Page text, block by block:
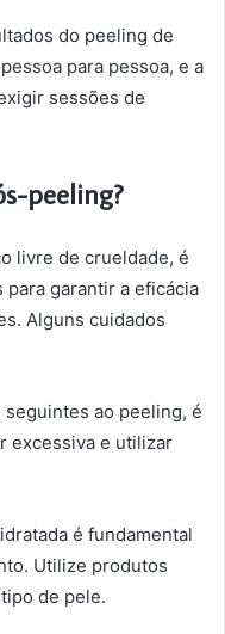
do peeling de
para pessoa, e a
sessões de
peeling?
livre de crueldade, é
garantir a eficácia
Alguns cuidados
seguintes ao peeling, é
excessiva e utilizar
é fundamental
Utilize produtos
de pele.